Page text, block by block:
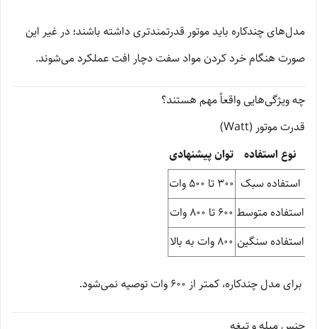
مدل‌های چندکاره باید موتور قدرتمندتری داشته باشند؛ در غیر این
صورت هنگام خرد کردن مواد سفت دچار افت عملکرد می‌شوند.
چه ویژگی‌هایی واقعاً مهم هستند؟
قدرت موتور (Watt)
نوع استفاده توان پیشنهادی
استفاده سبک 300 تا 500 وات
استفاده متوسط 600 تا 800 وات
استفاده سنگین 800 وات به بالا
برای مدل چندکاره، کمتر از 600 وات توصیه نمی‌شود.